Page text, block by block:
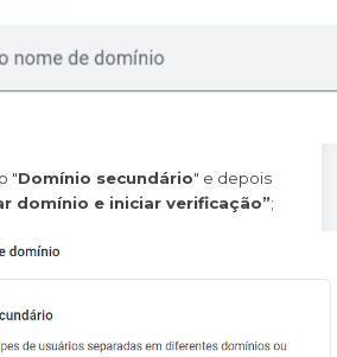
"Domínio secundário" e depois
domínio e iniciar verificação”;